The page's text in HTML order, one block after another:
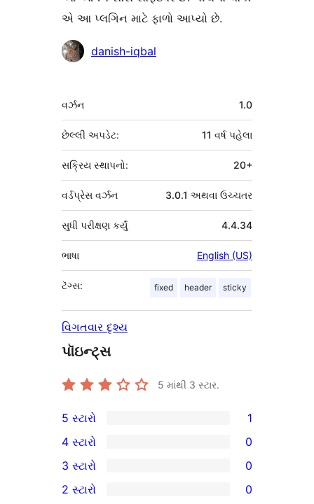
એ આ પ્લગિન માટે ફાળો આપ્યો છે.
ફાળો danish-iqbal
મેટા
વર્ઝન 1.0
છેલ્લી અપડેટ: 11 વર્ષપહેલા
સક્રિય સ્થાપનો: 20+
વર્ડપ્રેસ વર્ઝન 3.0.1 અથવા ઉચ્ચતર
4.4.34
સુધી પરીક્ષણ કર્યું
ભાષા English (US)
ટૅગ્સ: fixed header sticky
વિગતવાર દૃશ્ય
પૉઇન્ટ્સ
5 માંથી 3 સ્ટાર.
1
5-
સ્ટાર
સમીક્ષા
5 સ્ટારો 1
4-
સ્ટાર
4 સ્ટારો 0
0
3-
3 સ્ટારો 0
2 સ્ટારો 0